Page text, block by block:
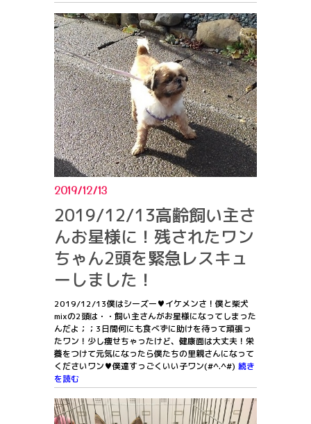
2019/12/13
2019/12/13高齢飼い主さ
んお星様に！残されたワン
ちゃん2頭を緊急レスキュ
ーしました！
2019/12/13僕はシーズー♥イケメンさ！僕と柴犬
mixの2頭は・・飼い主さんがお星様になってしまった
んだよ；；3日間何にも食べずに助けを待って頑張っ
たワン！少し痩せちゃったけど、健康面は大丈夫！栄
養をつけて元気になったら僕たちの里親さんになって
くださいワン♥僕達すっごくいい子ワン(#^.^#) 続き
を読む